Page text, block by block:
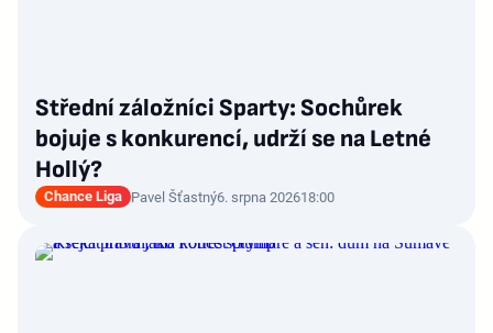
Střední záložníci Sparty: Sochůrek
bojuje s konkurencí, udrží se na Letné
Hollý?
Chance Liga Pavel Šťastný6. srpna 202618:00